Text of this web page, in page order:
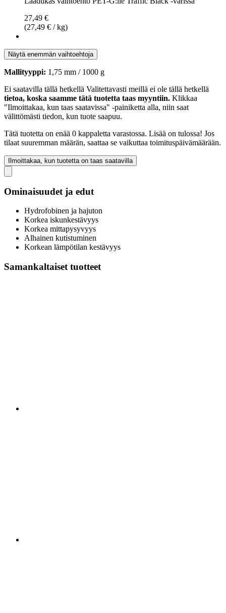
27,49 €
(27,49 € / kg)
Näytä enemmän vaihtoehtoja
Mallityyppi: 1,75 mm / 1000 g
Ei saatavilla tällä hetkellä Valitettavasti meillä ei ole tällä hetkellä
tietoa, koska saamme tätä tuotetta taas myyntiin. Klikkaa
"Ilmoittakaa, kun taas saatavissa" -painiketta alla, niin saat
välittömästi tiedon, kun tuote saapuu.
Tätä tuotetta on enää 0 kappaletta varastossa. Lisää on tulossa! Jos
tilaat suuremman määrän, saattaa se vaikuttaa toimituspäivämäärään.
Ilmoittakaa, kun tuotetta on taas saatavilla
Ominaisuudet ja edut
Hydrofobinen ja hajuton
Korkea iskunkestävyys
Korkea mittapysyvyys
Alhainen kutistuminen
Korkean lämpötilan kestävyys
Samankaltaiset tuotteet